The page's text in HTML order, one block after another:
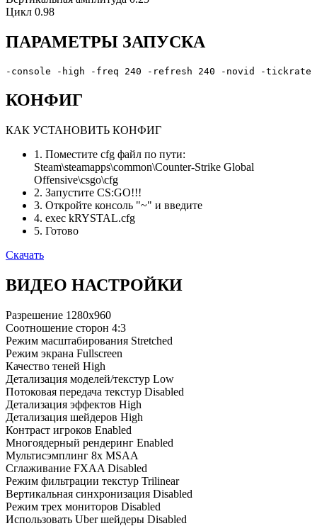
Цикл 0.98
ПАРАМЕТРЫ ЗАПУСКА
-console -high -freq 240 -refresh 240 -novid -tickrate
КОНФИГ
КАК УСТАНОВИТЬ КОНФИГ
1. Поместите cfg файл по пути:
Steam\steamapps\common\Counter-Strike Global
Offensive\csgo\cfg
2. Запустите CS:GO!!!
3. Откройте консоль "~" и введите
4. exec kRYSTAL.cfg
5. Готово
Скачать
ВИДЕО НАСТРОЙКИ
Разрешение 1280x960
Соотношение сторон 4:3
Режим масштабирования Stretched
Режим экрана Fullscreen
Качество теней High
Детализация моделей/текстур Low
Потоковая передача текстур Disabled
Детализация эффектов High
Детализация шейдеров High
Контраст игроков Enabled
Многоядерный рендеринг Enabled
Мультисэмплинг 8x MSAA
Сглаживание FXAA Disabled
Режим фильтрации текстур Trilinear
Вертикальная синхронизация Disabled
Режим трех мониторов Disabled
Использовать Uber шейдеры Disabled